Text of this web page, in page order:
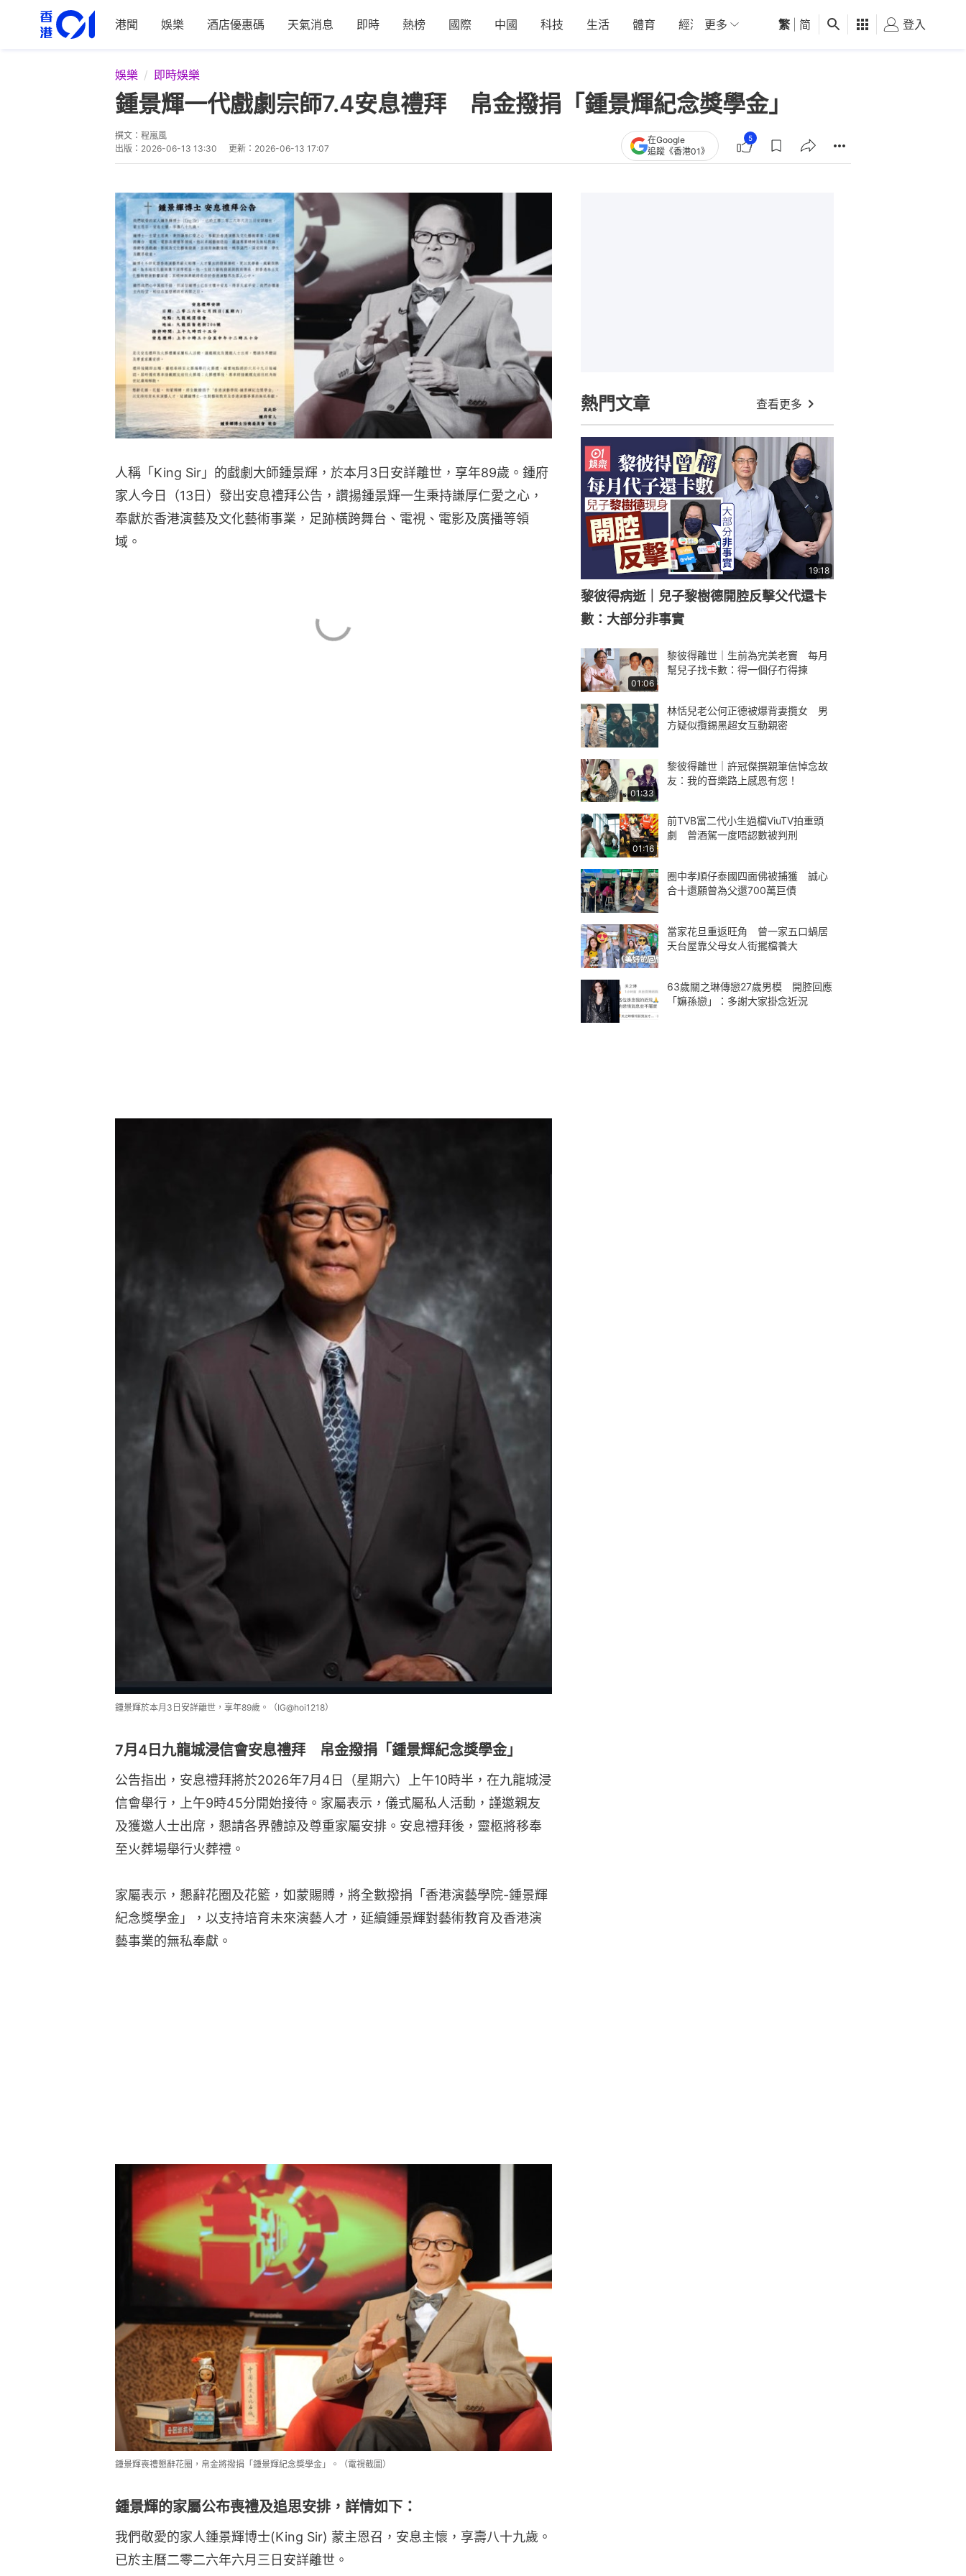
港聞 娛樂 酒店優惠碼 天氣消息 即時 熱榜 國際 中國 科技 生活 體育 經濟 01深圳 觀點 健康 好食玩飛
更多 繁 简 登入
娛樂 即時娛樂
鍾景輝一代戲劇宗師7.4安息禮拜 帛金撥捐「鍾景輝紀念獎學金」
撰文： 程嵐風
出版： 2026-06-13 13:30 更新： 2026-06-13 17:07
在Google
追蹤《香港01》
5
人稱「King Sir」的戲劇大師鍾景輝，於本月3日安詳離世，享年89歲。鍾府
家人今日（13日）發出安息禮拜公告，讚揚鍾景輝一生秉持謙厚仁愛之心，
奉獻於香港演藝及文化藝術事業，足跡橫跨舞台、電視、電影及廣播等領
域。
鍾景輝於本月3日安詳離世，享年89歲。（IG@hoi1218）
7月4日九龍城浸信會安息禮拜 帛金撥捐「鍾景輝紀念獎學金」
公告指出，安息禮拜將於2026年7月4日（星期六）上午10時半，在九龍城浸
信會舉行，上午9時45分開始接待。家屬表示，儀式屬私人活動，謹邀親友
及獲邀人士出席，懇請各界體諒及尊重家屬安排。安息禮拜後，靈柩將移奉
至火葬場舉行火葬禮。
家屬表示，懇辭花圈及花籃，如蒙賜賻，將全數撥捐「香港演藝學院-鍾景輝
紀念獎學金」，以支持培育未來演藝人才，延續鍾景輝對藝術教育及香港演
藝事業的無私奉獻。
鍾景輝喪禮懇辭花圈，帛金將撥捐「鍾景輝紀念獎學金」。（電視截圖）
鍾景輝的家屬公布喪禮及追思安排，詳情如下：
我們敬愛的家人鍾景輝博士(King Sir) 蒙主恩召，安息主懷，享壽八十九歲。
已於主曆二零二六年六月三日安詳離世。
熱門文章 查看更多
19:18
黎彼得病逝｜兒子黎樹德開腔反擊父代還卡
數：大部分非事實
01:06
黎彼得離世｜生前為完美老竇 每月
幫兒子找卡數：得一個仔冇得揀
林恬兒老公何正德被爆背妻攬女 男
方疑似攬錫黑超女互動親密
01:33
黎彼得離世｜許冠傑撰親筆信悼念故
友：我的音樂路上感恩有您！
01:16
前TVB富二代小生過檔ViuTV拍重頭
劇 曾酒駕一度唔認數被判刑
圈中孝順仔泰國四面佛被捕獲 誠心
合十還願曾為父還700萬巨債
當家花旦重返旺角 曾一家五口蝸居
天台屋靠父母女人街擺檔養大
63歲關之琳傳戀27歲男模 開腔回應
「嫲孫戀」：多謝大家掛念近況